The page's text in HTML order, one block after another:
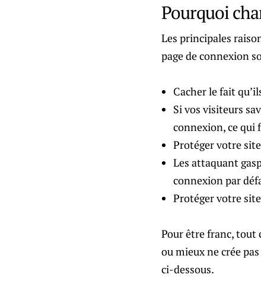
Pourquoi
Les principales
page de connexion
Cacher le fait
Si vos visiteurs
connexion, ce qui
Protéger votre
Les attaquant
connexion par
Protéger votre
Pour être franc, tout
ou mieux ne crée
ci-dessous.